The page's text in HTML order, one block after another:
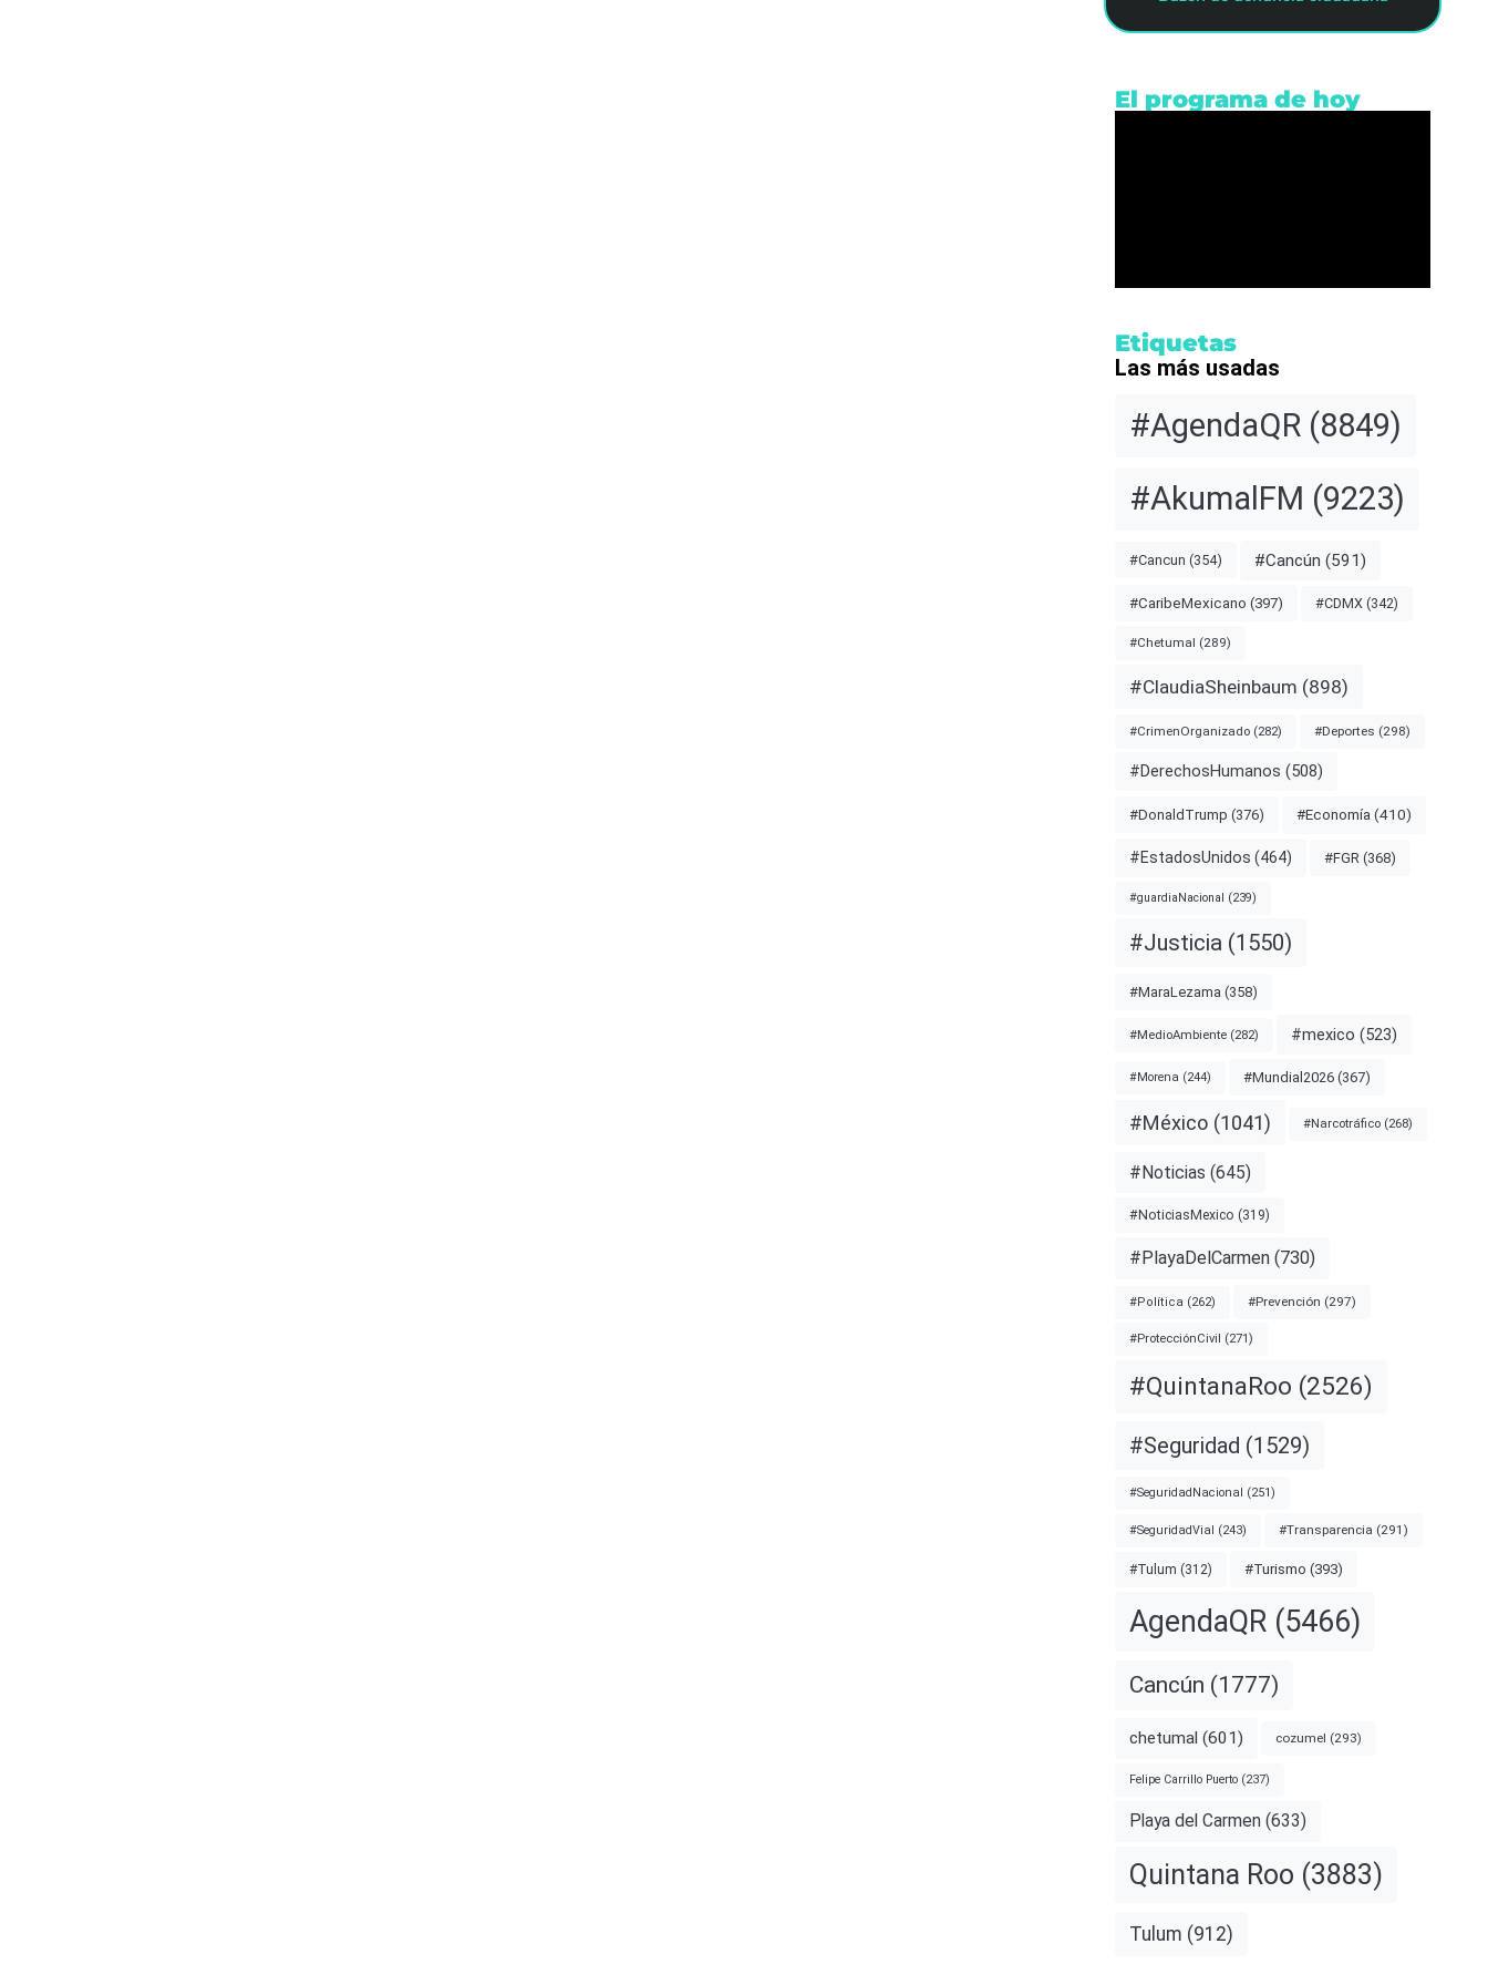
El programa de hoy
Etiquetas
Las más usadas
#AgendaQR(8849)
#AkumalFM (9223)
#Cancun (354) #Cancún (591)
#CaribeMexicano (397) #CDMX(342)
#Chetumal (289)
#ClaudiaSheinbaum (898)
#CrimenOrganizado(282) #Deportes (298)
#DerechosHumanos (508)
#DonaldTrump (376) #Economía (410)
#EstadosUnidos (464) #FGR (368)
#guardiaNacional (239)
#Justicia (1550)
#MaraLezama (358)
#MedioAmbiente(282) #mexico (523)
#Morena (244) #Mundial2026(367)
#México(1041) #Narcotráfico(268)
#Noticias (645)
#NoticiasMexico (319)
#PlayaDelCarmen(730)
#Política (262) #Prevención (297)
#ProtecciónCivil (271)
#QuintanaRoo (2526)
#Seguridad (1529)
#SeguridadNacional (251)
#SeguridadVial (243) #Transparencia (291)
#Tulum (312) #Turismo (393)
AgendaQR(5466)
Cancún (1777)
chetumal (601) cozumel (293)
Felipe Carrillo Puerto(237)
Playa del Carmen (633)
Quintana Roo (3883)
Tulum (912)